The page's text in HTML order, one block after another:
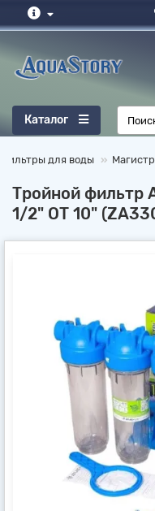
Каталог
Фильтры для воды
Тройной фильтр
1/2" OT 10"